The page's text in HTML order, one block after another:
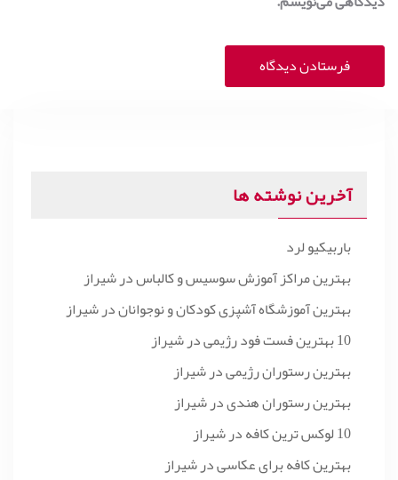
آخرین نوشته ها
باربیکیو لرد
بهترین مراکز آموزش سوسیس و کالباس در شیراز
بهترین آموزشگاه آشپزی کودکان و نوجوانان در شیراز
10 بهترین فست فود رژیمی در شیراز
بهترین رستوران رژیمی در شیراز
بهترین رستوران هندی در شیراز
10 لوکس ترین کافه در شیراز
بهترین کافه برای عکاسی در شیراز